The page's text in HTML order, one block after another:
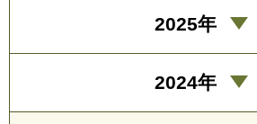
2025年
2024年